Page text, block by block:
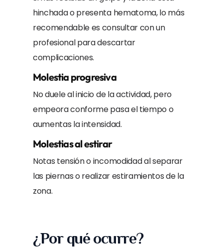
hinchada o presenta hematoma, lo más
recomendable es consultar con un
profesional para descartar
complicaciones.
Molestia progresiva
No duele al inicio de la actividad, pero
empeora conforme pasa el tiempo o
aumentas la intensidad.
Molestias al estirar
Notas tensión o incomodidad al separar
las piernas o realizar estiramientos de la
zona.
¿Por qué ocurre?